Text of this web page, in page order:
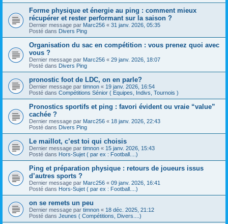
Forme physique et énergie au ping : comment mieux
récupérer et rester performant sur la saison ?
Dernier message par Marc256 « 31 janv. 2026, 05:35
Posté dans Divers Ping
Organisation du sac en compétition : vous prenez quoi avec
vous ?
Dernier message par Marc256 « 29 janv. 2026, 18:07
Posté dans Divers Ping
pronostic foot de LDC, on en parle?
Dernier message par timnon « 19 janv. 2026, 16:54
Posté dans Compétitions Sénior ( Equipes, Indivs, Tournois )
Pronostics sportifs et ping : favori évident ou vraie “value”
cachée ?
Dernier message par Marc256 « 18 janv. 2026, 22:43
Posté dans Divers Ping
Le maillot, c’est toi qui choisis
Dernier message par timnon « 15 janv. 2026, 15:43
Posté dans Hors-Sujet ( par ex : Football....)
Ping et préparation physique : retours de joueurs issus
d’autres sports ?
Dernier message par Marc256 « 09 janv. 2026, 16:41
Posté dans Hors-Sujet ( par ex : Football....)
on se remets un peu
Dernier message par timnon « 18 déc. 2025, 21:12
Posté dans Jeunes ( Compétitions, Divers....)